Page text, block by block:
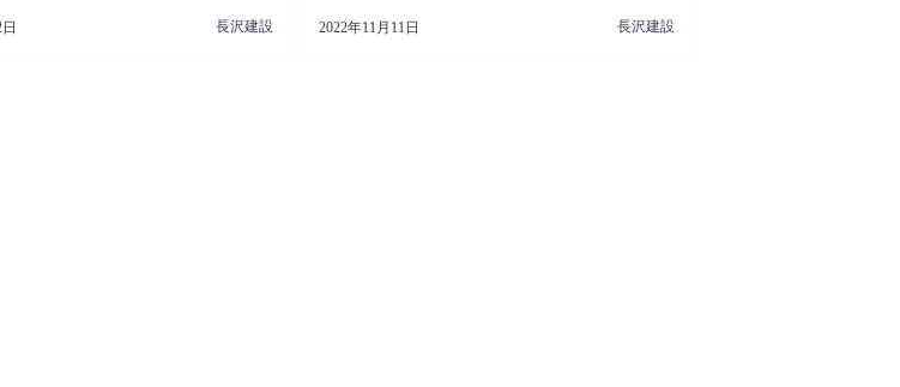
長沢建設 2022年11月11日 長沢建設